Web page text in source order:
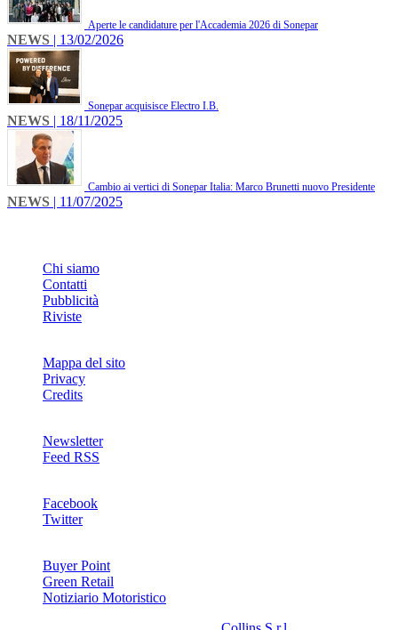
Aperte le candidature per l'Accademia 2026 di Sonepar
NEWS | 13/02/2026
Sonepar acquisisce Electro I.B.
NEWS | 18/11/2025
Cambio ai vertici di Sonepar Italia: Marco Brunetti nuovo Presidente
NEWS | 11/07/2025
Chi siamo
Contatti
Pubblicità
Riviste
Mappa del sito
Privacy
Credits
Newsletter
Feed RSS
Facebook
Twitter
Buyer Point
Green Retail
Notiziario Motoristico